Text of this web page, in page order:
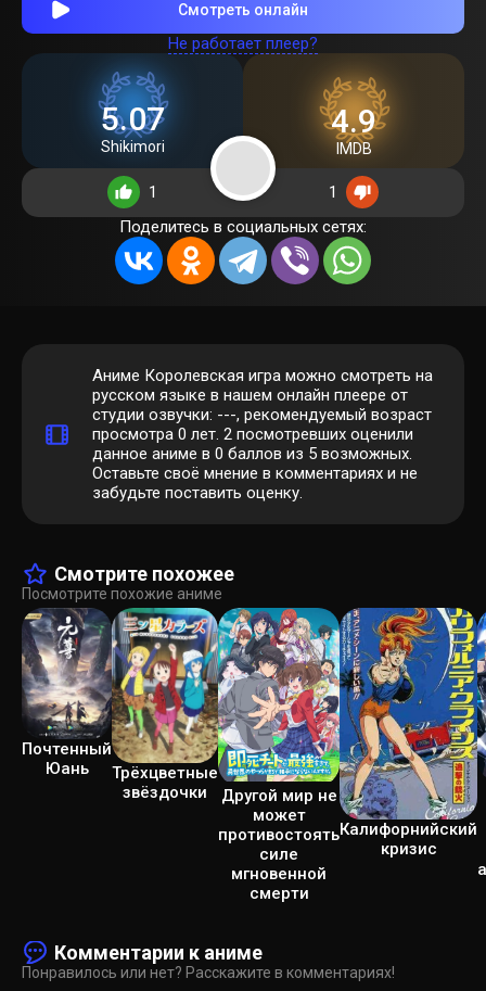
Смотреть онлайн
Не работает плеер?
5.07
Shikimori
4.9
IMDB
1
1
Поделитесь в социальных сетях:
Аниме Королевская игра можно смотреть на
русском языке в нашем онлайн плеере от
студии озвучки: ---, рекомендуемый возраст
просмотра 0 лет. 2 посмотревших оценили
данное аниме в 0 баллов из 5 возможных.
Оставьте своё мнение в комментариях и не
забудьте поставить оценку.
Смотрите похожее
Посмотрите похожие аниме
Почтенный
Юань
Трёхцветные
звёздочки
Другой мир не
может
противостоять
силе
мгновенной
смерти
Калифорнийский
кризис
Комментарии к аниме
Понравилось или нет? Расскажите в комментариях!